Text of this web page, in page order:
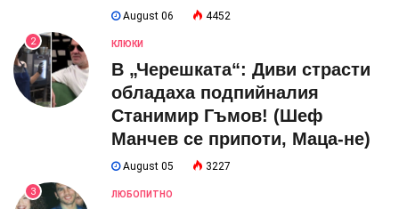
August 06 4452
2 КЛЮКИ
В „Черешката“: Диви страсти
обладаха подпийналия
Станимир Гъмов! (Шеф
Манчев се припоти, Маца-не)
August 05 3227
3 ЛЮБОПИТНО